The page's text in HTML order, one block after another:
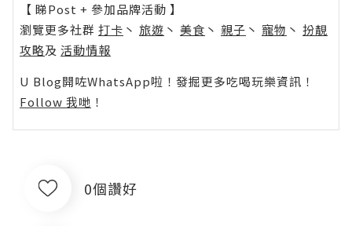
【 睇Post + 參加品牌活動 】
瀏覽更多社群 打卡 丶 旅遊 丶 美食 丶 親子 丶 寵物 丶 扮靚
攻略及 活動情報
U Blog開咗WhatsApp啦！發掘更多吃喝玩樂資訊！
Follow 我哋 ！
0個讚好